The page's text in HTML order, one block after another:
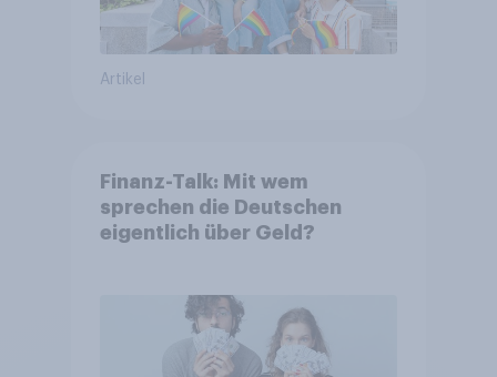
Artikel
Finanz-Talk: Mit wem
sprechen die Deutschen
eigentlich über Geld?